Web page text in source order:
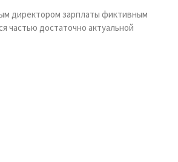
директором зарплаты фиктивным
частью достаточно актуальной